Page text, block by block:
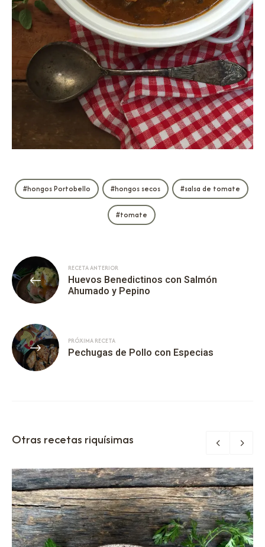
hongos Portobello hongos secos salsa de tomate
tomate
RECETA ANTERIOR
Huevos Benedictinos con Salmón
Ahumado y Pepino
PRÓXIMA RECETA
Pechugas de Pollo con Especias
Otras recetas riquísimas